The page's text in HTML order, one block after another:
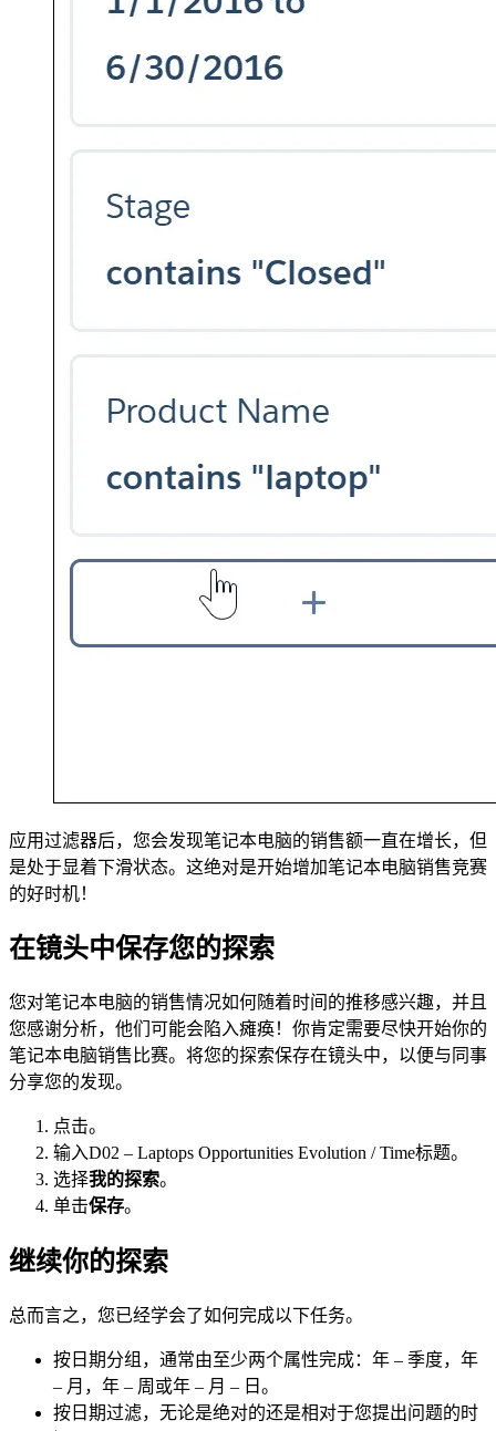
应用过滤器后，您会发现笔记本电脑的销售额一直在增​​长，但
是处于显着下滑状态。这绝对是开始增加笔记本电脑销售竞赛
的好时机！
在镜头中保存您的探索
您对笔记本电脑的销售情况如何随着时间的推移感兴趣，并且
您感谢分析，他们可能会陷入瘫痪！你肯定需要尽快开始你的
笔记本电脑销售比赛。将您的探索保存在镜头中，以便与同事
分享您的发现。
点击。
输入D02 – Laptops Opportunities Evolution / Time标题。
选择我的探索。
单击保存。
继续你的探索
总而言之，您已经学会了如何完成以下任务。
按日期分组，通常由至少两个属性完成：年 – 季度，年
– 月，年 – 周或年 – 月 – 日。
按日期过滤，无论是绝对的还是相对于您提出问题的时